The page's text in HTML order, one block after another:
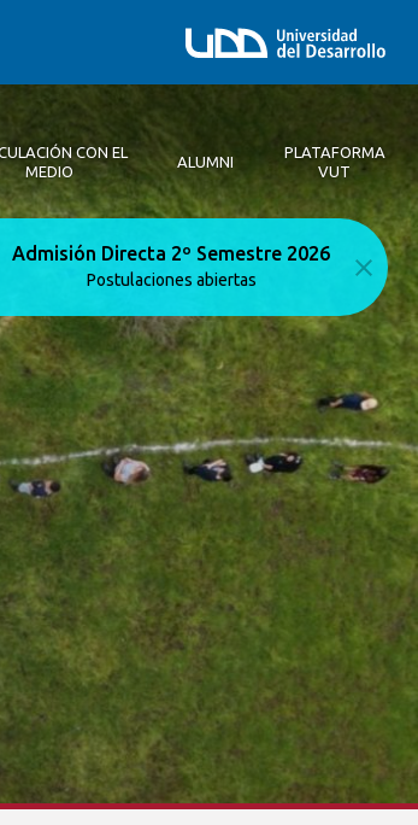
Arquitectura UDD
CON EL
MEDIO
ALUMNI
PLATAFORMA
VUT
Admisión Directa 2º Semestre 2026
Postulaciones abiertas